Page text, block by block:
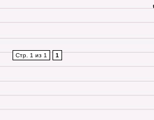
Стр. 1 из 1 1